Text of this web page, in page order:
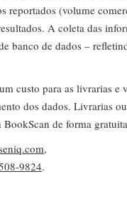
reportados (volume
A coleta das
banco de dados –
custo para as livrarias e
dos dados. Livrarias ou
de forma
,
9824.